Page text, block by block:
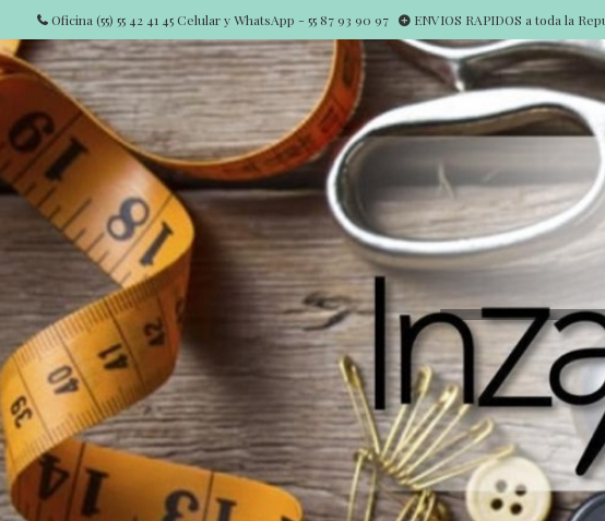
Oficina (55) 55 42 41 45 Celular y WhatsApp - 55 87 93 90 97 ENVIOS RAPIDOS a toda la